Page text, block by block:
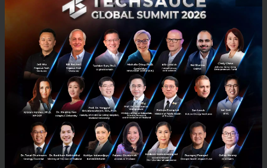
ซึ่งทั้งหมดนี้เป็นอีกหนึ่งก้าวใหญ่ของธุรกิจค้าปลีกในไทยที่
ร่วมผลักดันสังคมไร้เงินสดให้เกิดขึ้นจริง โดยจะพร้อม
บริการในเดือนธันวาคม 2560 เป็นต้นไป โดยธนาคารไทย
พาณิชย์คาดว่า ความร่วมมือดังกล่าวทำให้ผู้บริโภคจะ
เปลี่ยนพฤติกรรมการใช้จ่ายสู่สังคมไร้เงินสดเพิ่มมากขึ้น
สำหรับของเดอะมอลล์ กรุ๊ป คาดว่าสามารถเพิ่มฐานลูกค้า
โดยเฉพาะในกลุ่มคนรุ่นใหม่ที่ มีดิจิทัลไลฟ์สไตล์เข้ามาใช้
บริ การห้างสรรพสินค้าในกลุ่มเดอะมอลล์เพิ่มขึ้นต่อไป